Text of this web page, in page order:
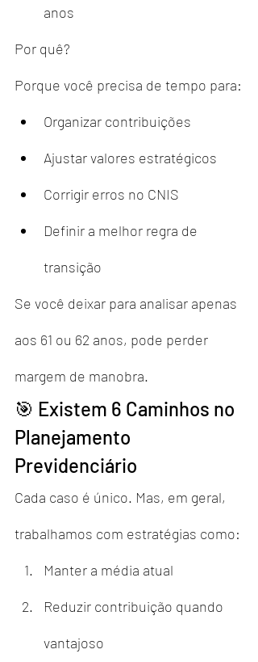
anos
Por quê?
Porque você precisa de tempo para:
Organizar contribuições
Ajustar valores estratégicos
Corrigir erros no CNIS
Definir a melhor regra de
transição
Se você deixar para analisar apenas
aos 61 ou 62 anos, pode perder
margem de manobra.
🎯 Existem 6 Caminhos no
Planejamento
Previdenciário
Cada caso é único. Mas, em geral,
trabalhamos com estratégias como:
Manter a média atual
Reduzir contribuição quando
vantajoso